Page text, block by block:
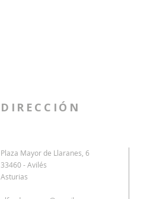
DIRECCIÓN
Plaza Mayor de Llaranes, 6
33460 - Avilés
Asturias